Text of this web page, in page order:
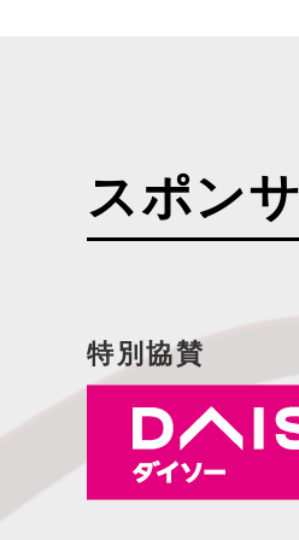
スポン
特別協賛